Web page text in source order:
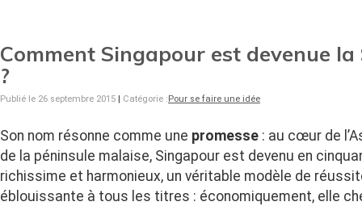
Comment Singapour est devenue la
?
Publié le 26 septembre 2015 | Catégorie :Pour se faire une idée
Son nom résonne comme une promesse : au cœur de
de la péninsule malaise, Singapour est devenu en
richissime et harmonieux, un véritable modèle de
éblouissante à tous les titres : économiquement, elle